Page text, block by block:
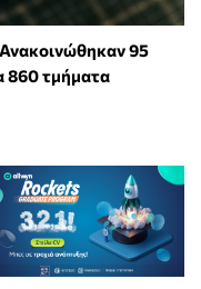
95
860 τμήματα